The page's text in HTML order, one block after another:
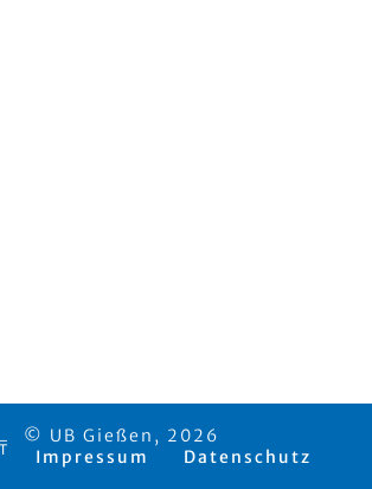
© UB Gießen, 2026
Impressum
Datenschutz